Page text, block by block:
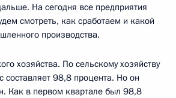
На сегодня все предприятия
смотреть, как сработаем и какой
производства.
хозяйства. По сельскому хозяйству
составляет 98,8 процента. Но он
Как в первом квартале был 98,8